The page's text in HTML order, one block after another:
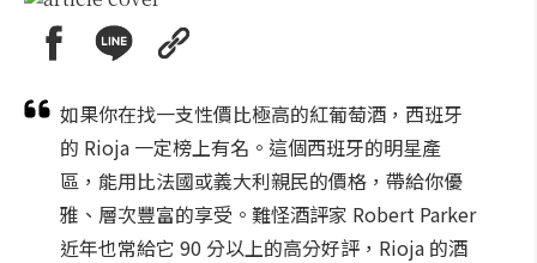
如果你在找一支性價比極高的紅葡萄酒，西班牙
的 Rioja 一定榜上有名。這個西班牙的明星產
區，能用比法國或義大利親民的價格，帶給你優
雅、層次豐富的享受。難怪酒評家 Robert Parker
近年也常給它 90 分以上的高分好評，Rioja 的酒